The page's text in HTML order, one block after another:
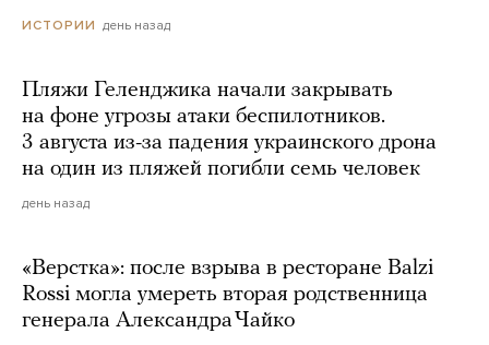
ИСТОРИИ день назад
Пляжи Геленджика начали закрывать
на фоне угрозы атаки беспилотников.
3 августа из-за падения украинского дрона
на один из пляжей погибли семь человек
день назад
«Верстка»: после взрыва в ресторане Balzi
Rossi могла умереть вторая родственница
генерала Александра Чайко